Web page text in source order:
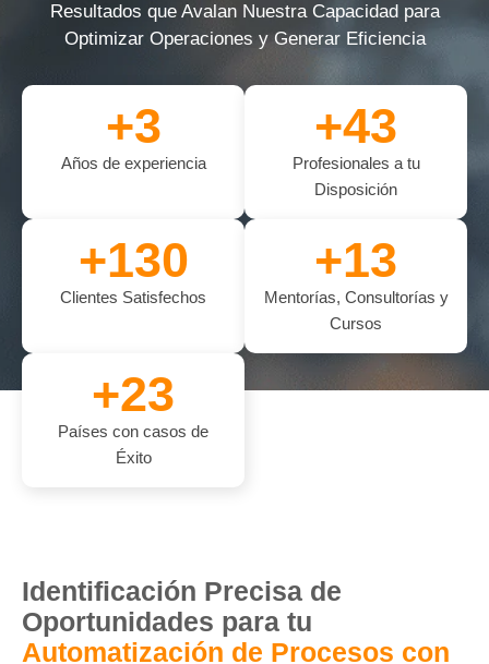
Resultados que Avalan Nuestra Capacidad para
Optimizar Operaciones y Generar Eficiencia
Años de experiencia
+3
Profesionales a tu
Disposición
+43
Clientes Satisfechos
+130
Mentorías, Consultorías y
Cursos
+13
Países con casos de
Éxito
+23
Identificación Precisa de
Oportunidades para tu
Automatización de Procesos con